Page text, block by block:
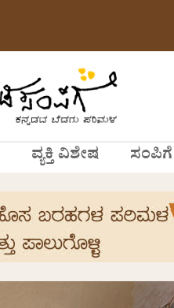
ವ್ಯಕ್ತಿ ವಿಶೇಷ